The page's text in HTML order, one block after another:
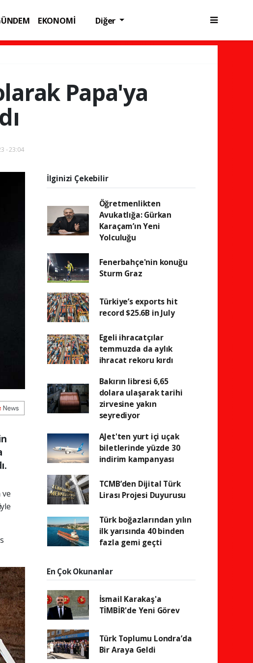
EKONOMİ
Diğer
Papa'ya
- 23:04
ve
İlginizi Çekebilir
Öğretmenlikten
Avukatlığa: Gürkan
Karaçam’ın Yeni
Yolculuğu
Fenerbahçe'nin konuğu
Sturm Graz
Türkiye’s exports hit
record $25.6B in July
Egeli ihracatçılar
temmuzda da aylık
ihracat rekoru kırdı
Bakırın libresi 6,65
dolara ulaşarak tarihi
zirvesine yakın
seyrediyor
AJet'ten yurt içi uçak
biletlerinde yüzde 30
indirim kampanyası
TCMB’den Dijital Türk
Lirası Projesi Duyurusu
Türk boğazlarından yılın
ilk yarısında 40 binden
fazla gemi geçti
En Çok Okunanlar
İsmail Karakaş'a
TİMBİR'de Yeni Görev
Türk Toplumu Londra’da
Bir Araya Geldi